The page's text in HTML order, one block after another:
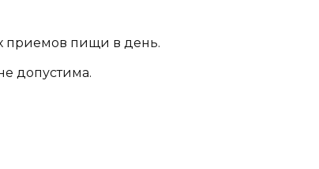
приемов пищи в день.
допустима.